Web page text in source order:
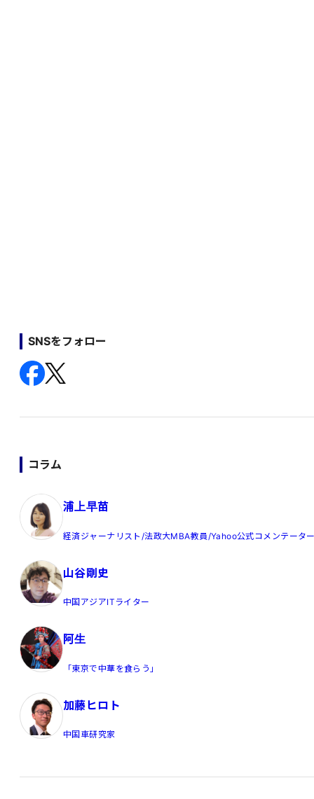
SNSをフォロー
コラム
浦上早苗
経済ジャーナリスト/法政大MBA教員/Yahoo公式コメンテータ
山谷剛史
中国アジアITライター
阿生
「東京で中華を食らう」
加藤ヒロト
中国車研究家